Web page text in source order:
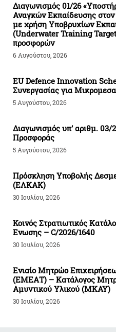
Διαγωνισμός 01/26
Αναγκών Εκπαίδευσης
με χρήση Υποβρυχίων
(Underwater Training
προσφορών
6 Αυγούστου, 2026
EU Defence Innovation
Συνεργασίας για
5 Αυγούστου, 2026
Διαγωνισμός υπ’ αριθμ.
Προσφοράς
5 Αυγούστου, 2026
Πρόσκληση Υποβολής
(ΕΛΚΑΚ)
30 Ιουλίου, 2026
Κοινός Στρατιωτικός
Ενωσης – C/2026/1640
30 Ιουλίου, 2026
Ενιαίο Μητρώο
(ΕΜΕΑΤ) – Κατάλογος
Αμυντικού Υλικού (ΜΚΑΥ)
30 Ιουλίου, 2026